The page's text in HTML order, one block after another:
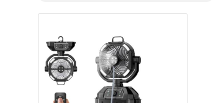
apportant de la fraîcheur tout au long
du chemin. Il est idéal pour le lieu de
travail en plein air, le porche, la
terrasse, la cour, la ferme, le pique-
nique et la tente, pendant la
randonnée, le golf et plus encore. Il
est compact et lorsque vous avez fini